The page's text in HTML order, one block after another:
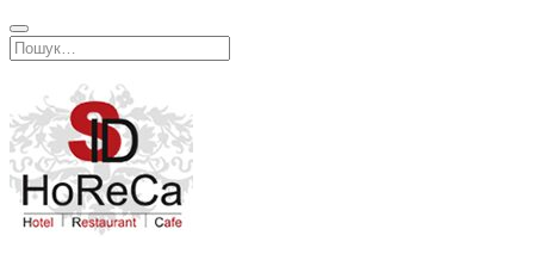
Перейти
кИскать: